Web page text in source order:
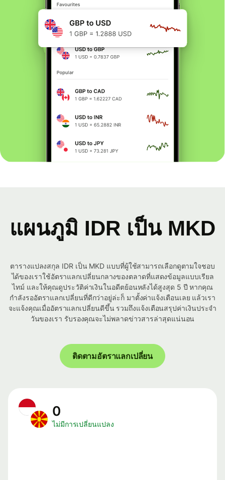
แผนภูมิ IDR เป็น MKD
ตารางแปลงสกุล IDR เป็น MKD แบบที่ผู้ใช้สามารถเลือกดูตามใจชอบ
ได้ของเราใช้อัตราแลกเปลี่ยนกลางของตลาดที่แสดงข้อมูลแบบเรียล
ไทม์ และให้คุณดูประวัติค่าเงินในอดีตย้อนหลังได้สูงสุด 5 ปี หากคุณ
กำลังรออัตราแลกเปลี่ยนที่ดีกว่าอยู่ล่ะก็ มาตั้งค่าแจ้งเตือนเลย แล้วเรา
จะแจ้งคุณเมื่ออัตราแลกเปลี่ยนดีขึ้น รวมถึงแจ้งเตือนสรุปค่าเงินประจำ
วันของเรา รับรองคุณจะไม่พลาดข่าวสารล่าสุดแน่นอน
ติดตามอัตราแลกเปลี่ยน
0
ไม่มีการเปลี่ยนแปลง